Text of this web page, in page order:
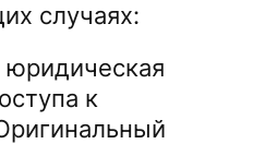
случаях:
юридическая
к